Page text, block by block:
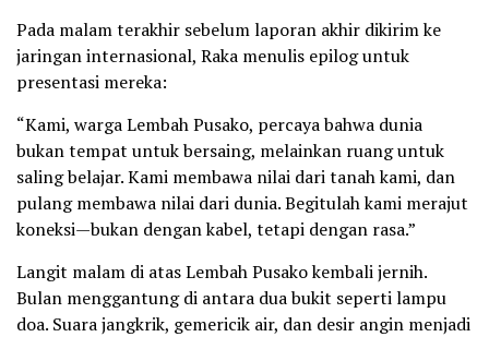
Pada malam terakhir sebelum laporan akhir dikirim ke
jaringan internasional, Raka menulis epilog untuk
presentasi mereka:
“Kami, warga Lembah Pusako, percaya bahwa dunia
bukan tempat untuk bersaing, melainkan ruang untuk
saling belajar. Kami membawa nilai dari tanah kami, dan
pulang membawa nilai dari dunia. Begitulah kami merajut
koneksi—bukan dengan kabel, tetapi dengan rasa.”
Langit malam di atas Lembah Pusako kembali jernih.
Bulan menggantung di antara dua bukit seperti lampu
doa. Suara jangkrik, gemericik air, dan desir angin menjadi